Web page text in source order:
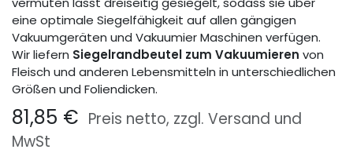
eine optimale Siegelfähigkeit auf allen gängigen
Vakuumgeräten und Vakuumier Maschinen verfügen.
Wir liefern Siegelrandbeutel zum Vakuumieren von
Fleisch und anderen Lebensmitteln in unterschiedlichen
Größen und Foliendicken.
81,85 € Preis netto, zzgl. Versand und
MwSt